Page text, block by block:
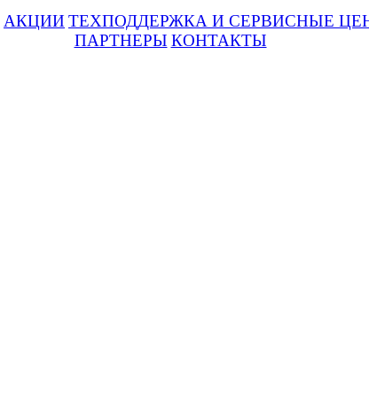
АКЦИИ ТЕХПОДДЕРЖКА И СЕРВИСНЫЕ
ПАРТНЕРЫ КОНТАКТЫ